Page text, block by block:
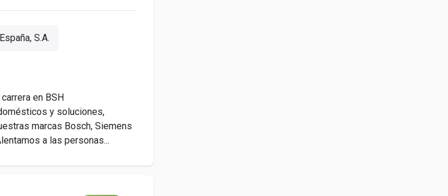
S.A.
en BSH
y soluciones,
marcas Bosch, Siemens
a las personas...